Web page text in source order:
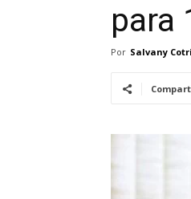
para
Por Salvany